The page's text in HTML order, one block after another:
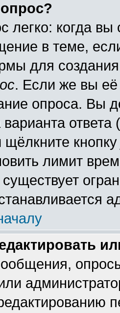
легко: когда
в теме,
для
. Если же вы её
опроса. Вы
ответа
щёлкните
лимит